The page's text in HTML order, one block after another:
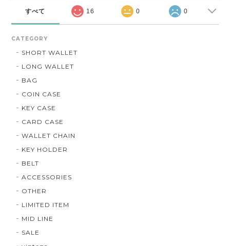
すべて 16 0 0
CATEGORY
SHORT WALLET
LONG WALLET
BAG
COIN CASE
KEY CASE
CARD CASE
WALLET CHAIN
KEY HOLDER
BELT
ACCESSORIES
OTHER
LIMITED ITEM
MID LINE
SALE